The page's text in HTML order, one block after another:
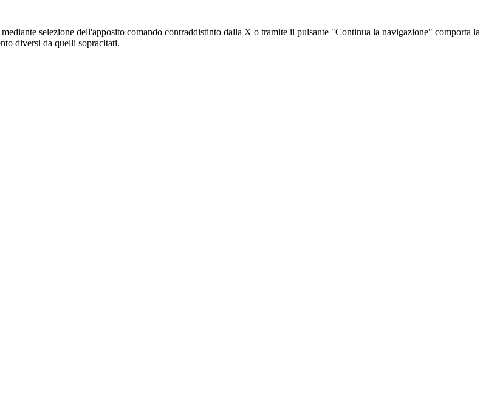
selezione dell'apposito comando contraddistinto dalla X o tramite il pulsante "Continua la navigazione" comporta la
diversi da quelli sopracitati.